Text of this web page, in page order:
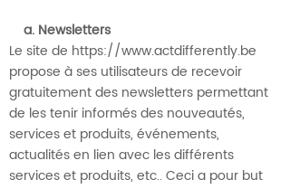
a. Newsletters
Le site de https://www.actdifferently.be
propose à ses utilisateurs de recevoir
gratuitement des newsletters permettant
de les tenir informés des nouveautés,
services et produits, événements,
actualités en lien avec les différents
services et produits, etc.. Ceci a pour but